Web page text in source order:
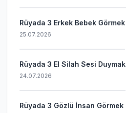
Rüyada 3 Erkek Bebek Görmek
25.07.2026
Rüyada 3 El Silah Sesi Duymak
24.07.2026
Rüyada 3 Gözlü İnsan Görmek